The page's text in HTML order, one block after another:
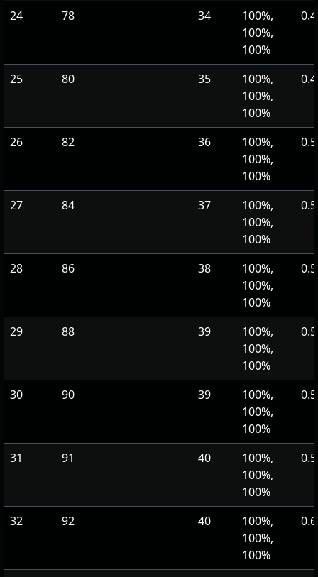
24 78 34
100%,
100%,
100%
0.4
25 80 35
100%,
100%,
100%
0.4
26 82 36
100%,
100%,
100%
0.5
27 84 37
100%,
100%,
100%
0.5
28 86 38
100%,
100%,
100%
0.5
29 88 39
100%,
100%,
100%
0.5
30 90 39
100%,
100%,
100%
0.5
31 91 40
100%,
100%,
100%
0.5
32 92 40
100%,
100%,
100%
0.6